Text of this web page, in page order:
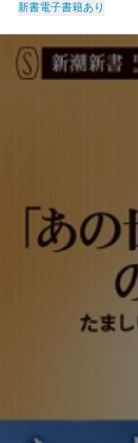
新書電子書籍あり